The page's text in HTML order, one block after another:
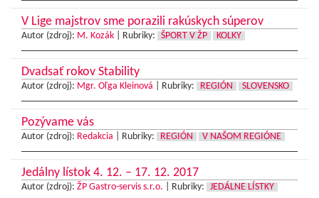
V Lige majstrov sme porazili rakúskych súperov
Autor (zdroj): M. Kozák Rubriky: ŠPORT V ŽP KOLKY
Dvadsať rokov Stability
Autor (zdroj): Mgr. Oľga Kleinová Rubriky: REGIÓN SLOVENSKO
Pozývame vás
Autor (zdroj): Redakcia Rubriky: REGIÓN V NAŠOM REGIÓNE
Jedálny lístok 4. 12. – 17. 12. 2017
Autor (zdroj): ŽP Gastro-servis s.r.o. Rubriky: JEDÁLNE LÍSTKY